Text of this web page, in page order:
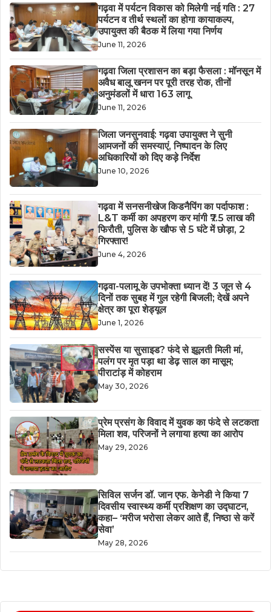
गढ़वा में पर्यटन विकास को मिलेगी नई गति : 27
पर्यटन व तीर्थ स्थलों का होगा कायाकल्प,
उपायुक्त की बैठक में लिया गया निर्णय
June 11, 2026
गढ़वा जिला प्रशासन का बड़ा फैसला : मॉनसून में
अवैध बालू खनन पर पूरी तरह रोक, तीनों
अनुमंडलों में धारा 163 लागू
June 11, 2026
जिला जनसुनवाई: गढ़वा उपायुक्त ने सुनी
आमजनों की समस्याएं, निष्पादन के लिए
अधिकारियों को दिए कड़े निर्देश
June 10, 2026
गढ़वा में सनसनीखेज किडनैपिंग का पर्दाफाश :
L&T कर्मी का अपहरण कर मांगी ₹7.5 लाख की
फिरौती, पुलिस के खौफ से 5 घंटे में छोड़ा, 2
गिरफ्तार!
June 4, 2026
गढ़वा-पलामू के उपभोक्ता ध्यान दें! 3 जून से 4
दिनों तक सुबह में गुल रहेगी बिजली; देखें अपने
क्षेत्र का पूरा शेड्यूल
June 1, 2026
सस्पेंस या सुसाइड? फंदे से झूलती मिली मां,
पलंग पर मृत पड़ा था डेढ़ साल का मासूम;
पीराटांड़ में कोहराम
May 30, 2026
​प्रेम प्रसंग के विवाद में युवक का फंदे से लटकता
मिला शव, परिजनों ने लगाया हत्या का आरोप
May 29, 2026
सिविल सर्जन डॉ. जान एफ. केनेडी ने किया 7
दिवसीय स्वास्थ्य कर्मी प्रशिक्षण का उद्घाटन,
कहा– ‘मरीज भरोसा लेकर आते हैं, निष्ठा से करें
सेवा’
May 28, 2026